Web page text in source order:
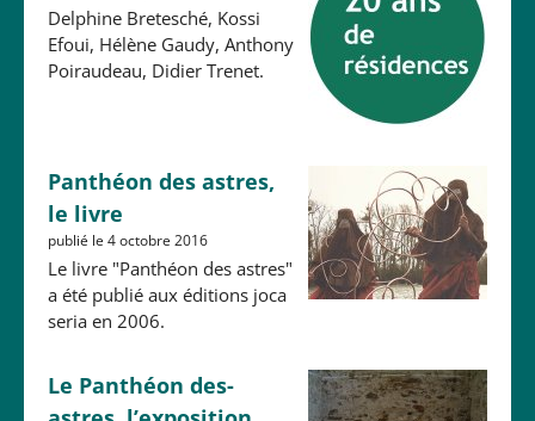
Delphine Bretesché, Kossi
Efoui, Hélène Gaudy, Anthony
Poiraudeau, Didier Trenet.
Panthéon des astres,
le livre
publié le 4 octobre 2016
Le livre "Panthéon des astres"
a été publié aux éditions joca
seria en 2006.
Le Panthéon des-